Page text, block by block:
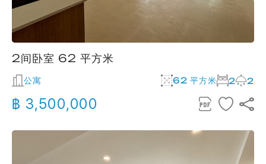
2间卧室 62 平方米
公寓 62 平方米 2 2
฿ 3,500,000